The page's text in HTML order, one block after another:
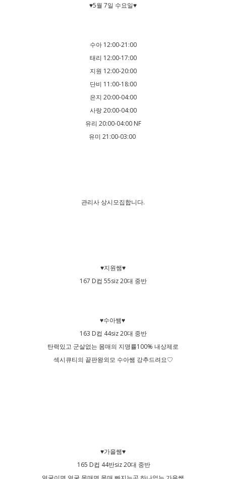
♥5월 7일 수요일♥
수아 12:00-21:00
태리 12:00-17:00
지원 12:00-20:00
단비 11:00-18:00
은지 20:00-04:00
사랑 20:00-04:00
유리 20:00-04:00 NF
유미 21:00-03:00
관리사 상시모집합니다.
♥지원쌤♥
167 D컵 55siz 20대 중반
♥수아쌤♥
163 D컵 44siz 20대 중반
탄력있고 군살없는 몸매의 지명률100% 내상제로
섹시큐티의 끝판왕외모 수아쌤 강추드려요♡
♥가을쌤♥
165 D컵 44반siz 20대 중반